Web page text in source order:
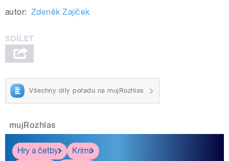
autor: Zdeněk Zajíček
Všechny díly pořadu na mujRozhlas
mujRozhlas
Hry a četby
Krimi